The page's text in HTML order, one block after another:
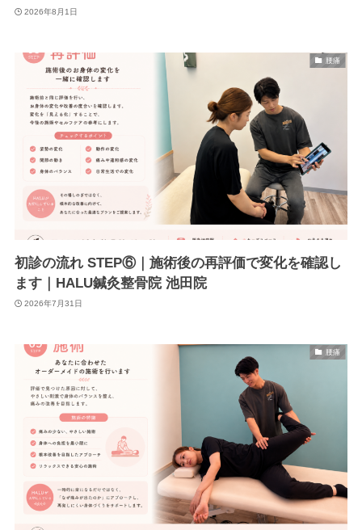
2026年8月1日
腰痛
初診の流れ STEP⑥｜施術後の再評価で変化を確認し
ます｜HALU鍼灸整骨院 池田院
2026年7月31日
腰痛